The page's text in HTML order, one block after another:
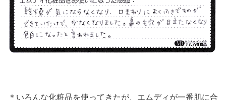
＊いろんな化粧品を使ってきたが、エムディが一番肌に合